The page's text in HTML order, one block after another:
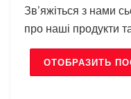
Зв’яжіться з нами
про наші продукти
ОТОБРАЗИТЬ